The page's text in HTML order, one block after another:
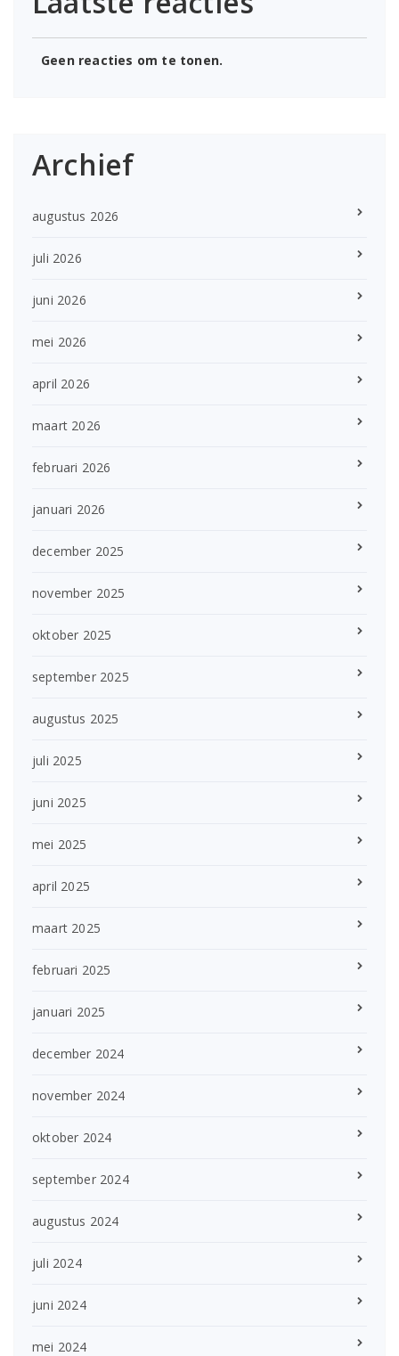
Geen reacties om te tonen.
Archief
augustus 2026
juli 2026
juni 2026
mei 2026
april 2026
maart 2026
februari 2026
januari 2026
december 2025
november 2025
oktober 2025
september 2025
augustus 2025
juli 2025
juni 2025
mei 2025
april 2025
maart 2025
februari 2025
januari 2025
december 2024
november 2024
oktober 2024
september 2024
augustus 2024
juli 2024
juni 2024
mei 2024